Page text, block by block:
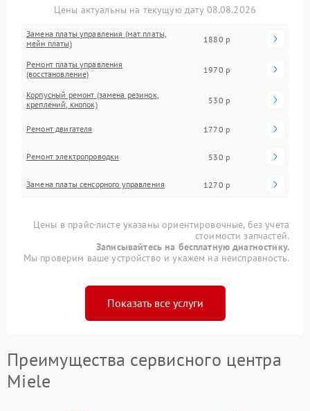
Цены актуальны на текущую дату 08.08.2026
Замена платы управления (мат.платы,
мейн платы)
1880 р
Ремонт платы управления
(восстановление)
1970 р
Корпусный ремонт (замена резинок,
креплений, кнопок)
530 р
Ремонт двигателя 1770 р
Ремонт электропроводки 530 р
Замена платы сенсорного управления 1270 р
Цены в прайс-листе указаны ориентировочные, без учета
стоимости запчастей.
Записывайтесь на бесплатную диагностику.
Мы проверим ваше устройство и укажем на неисправность.
Показать все услуги
Преимущества сервисного центра
Miele